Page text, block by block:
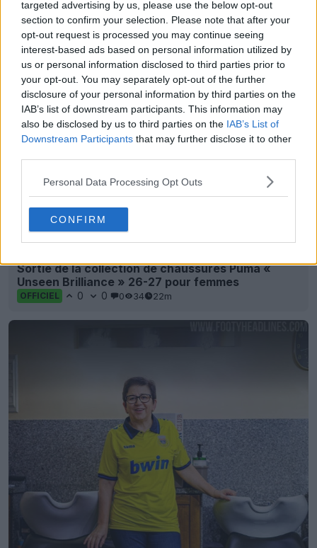
targeted advertising by us, please use the below opt-out
section to confirm your selection. Please note that after your
opt-out request is processed you may continue seeing
interest-based ads based on personal information utilized by
us or personal information disclosed to third parties prior to
your opt-out. You may separately opt-out of the further
disclosure of your personal information by third parties on the
IAB’s list of downstream participants. This information may
also be disclosed by us to third parties on the IAB’s List of
Downstream Participants that may further disclose it to other
Personal Data Processing Opt Outs
CONFIRM
Dévoilement du maillot extérieur Umbro des
Blackburn Rovers pour la saison 26-27 – Fini
Macron
0 0
Sortie de la collection de chaussures Puma «
Unseen Brilliance » 26-27 pour femmes
OFFICIEL 0 0 0 34 22m